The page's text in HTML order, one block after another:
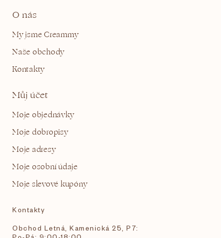
O nás
My jsme Creammy
Naše obchody
Kontakty
Můj účet
Moje objednávky
Moje dobropisy
Moje adresy
Moje osobní údaje
Moje slevové kupóny
Kontakty
Obchod Letná, Kamenická 25, P7: